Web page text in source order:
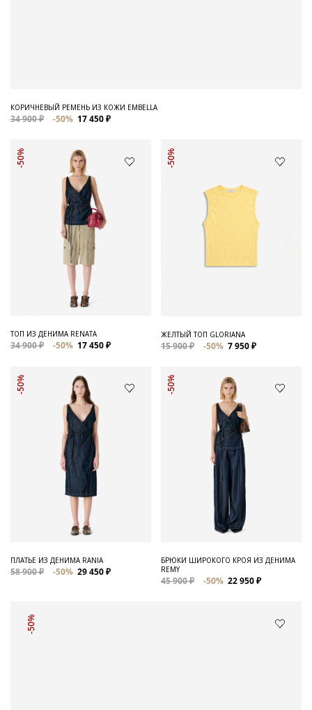
КОРИЧНЕВЫЙ РЕМЕНЬ ИЗ КОЖИ EMBELLA
34 900 ₽ -50% 17 450 ₽
-50%
ТОП ИЗ ДЕНИМА RENATA
34 900 ₽ -50% 17 450 ₽
-50%
ЖЕЛТЫЙ ТОП GLORIANA
15 900 ₽ -50% 7 950 ₽
-50%
ПЛАТЬЕ ИЗ ДЕНИМА RANIA
58 900 ₽ -50% 29 450 ₽
-50%
БРЮКИ ШИРОКОГО КРОЯ ИЗ ДЕНИМА
REMY
45 900 ₽ -50% 22 950 ₽
-50%